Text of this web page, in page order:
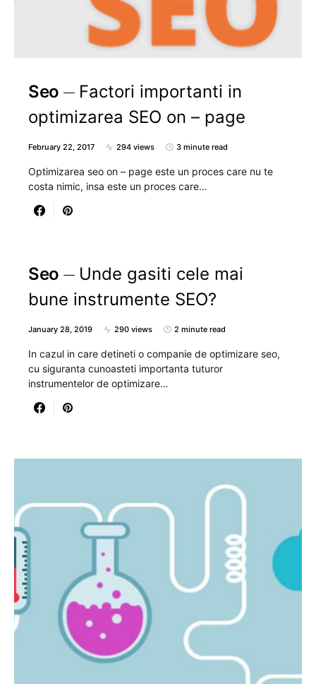
Seo
Factori importanti in
optimizarea SEO on – page
February 22, 2017 294 views 3 minute read
Optimizarea seo on – page este un proces care nu te
costa nimic, insa este un proces care…
Seo
Unde gasiti cele mai
bune instrumente SEO?
January 28, 2019 290 views 2 minute read
In cazul in care detineti o companie de optimizare seo,
cu siguranta cunoasteti importanta tuturor
instrumentelor de optimizare…